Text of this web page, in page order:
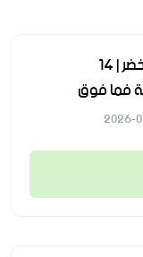
شركة نيوم للهيدروجين الأخضر | 14
فما فوق